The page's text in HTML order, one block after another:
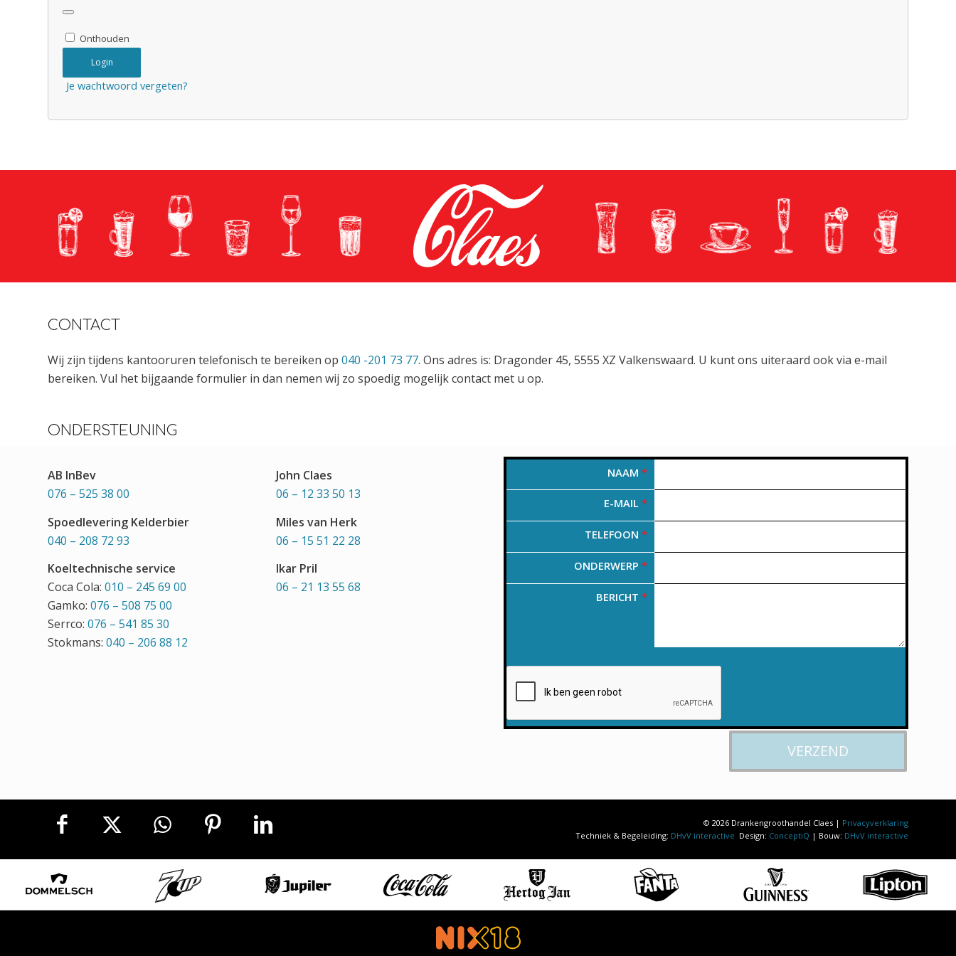
Onthouden
Login
Je wachtwoord vergeten?
CONTACT
Wij zijn tijdens kantooruren telefonisch te bereiken op 040 -201 73 77. Ons adres is: Dragonder 45, 5555 XZ Valkenswaard. U kunt ons uiteraard ook via e-mail
bereiken. Vul het bijgaande formulier in dan nemen wij zo spoedig mogelijk contact met u op.
ONDERSTEUNING
AB InBev
076 – 525 38 00
Spoedlevering Kelderbier
040 – 208 72 93
Koeltechnische service
Coca Cola: 010 – 245 69 00
Gamko: 076 – 508 75 00
Serrco: 076 – 541 85 30
Stokmans: 040 – 206 88 12
John Claes
06 – 12 33 50 13
Miles van Herk
06 – 15 51 22 28
Ikar Pril
06 – 21 13 55 68
NAAM *
E-MAIL *
TELEFOON *
ONDERWERP *
BERICHT *
© 2026 Drankengroothandel Claes | Privacyverklaring
Techniek & Begeleiding: DHvV interactive Design: ConceptiQ | Bouw: DHvV interactive